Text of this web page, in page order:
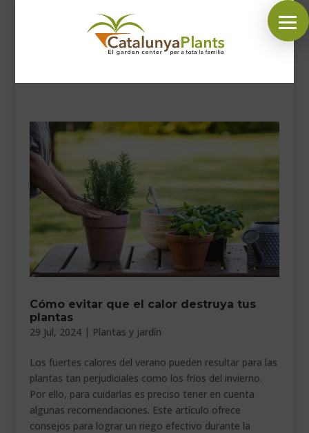
SÍGUENOS EN:
PLANTAS
COMPLEMENTOS JARDÍN
MASCOTAS
DECORACIÓN
HORARIO GARDEN
CONTACTAR
BLOG
___________________________
Cómo evitar que el calor destruya tus
plantas
29 Jul, 2024| Plantas y jardín
Los fuertes calores del verano pueden resultar para las
plantas tan perjudiciales como los fríos del invierno.
Por ello, para cuidarlas es preciso tener en cuenta
algunas recomendaciones. Este artículo ofrece
consejos para lograr un riego efectivo durante la